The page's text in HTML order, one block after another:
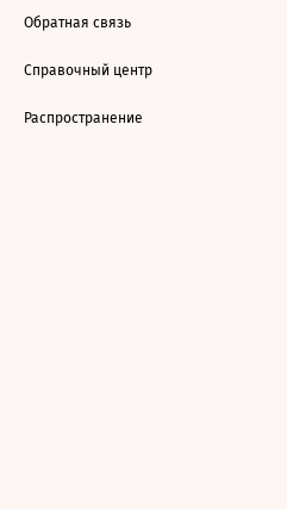
Обратная связь
Справочный центр
Распространение